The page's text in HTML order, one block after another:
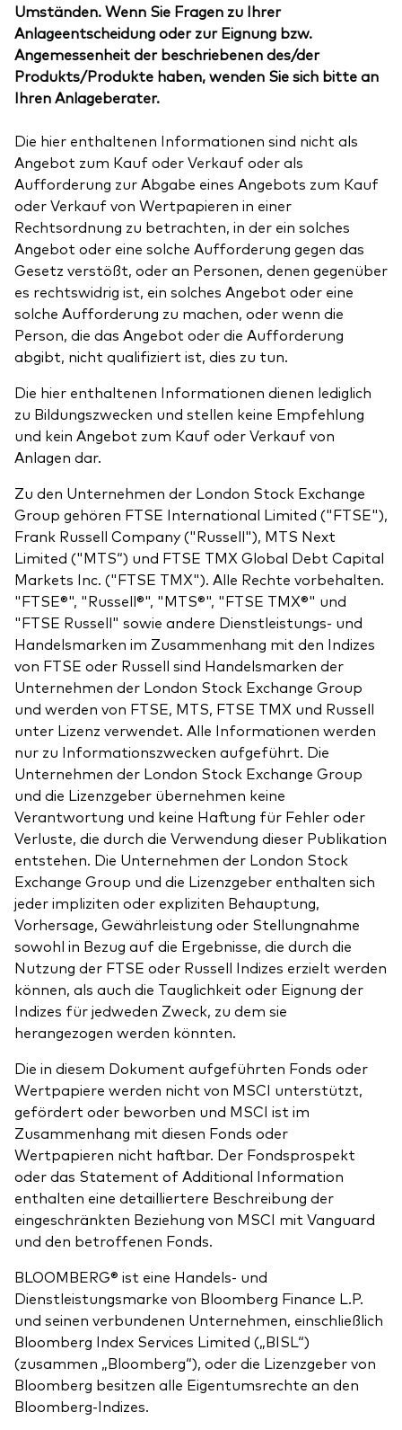
Umständen. Wenn Sie Fragen zu Ihrer
Anlageentscheidung oder zur Eignung bzw.
Angemessenheit der beschriebenen des/der
Produkts/Produkte haben, wenden Sie sich bitte an
Ihren Anlageberater.
Die hier enthaltenen Informationen sind nicht als
Angebot zum Kauf oder Verkauf oder als
Aufforderung zur Abgabe eines Angebots zum Kauf
oder Verkauf von Wertpapieren in einer
Rechtsordnung zu betrachten, in der ein solches
Angebot oder eine solche Aufforderung gegen das
Gesetz verstößt, oder an Personen, denen gegenüber
es rechtswidrig ist, ein solches Angebot oder eine
solche Aufforderung zu machen, oder wenn die
Person, die das Angebot oder die Aufforderung
abgibt, nicht qualifiziert ist, dies zu tun.
Die hier enthaltenen Informationen dienen lediglich
zu Bildungszwecken und stellen keine Empfehlung
und kein Angebot zum Kauf oder Verkauf von
Anlagen dar.
Zu den Unternehmen der London Stock Exchange
Group gehören FTSE International Limited ("FTSE"),
Frank Russell Company ("Russell"), MTS Next
Limited ("MTS“) und FTSE TMX Global Debt Capital
Markets Inc. ("FTSE TMX"). Alle Rechte vorbehalten.
"FTSE®", "Russell®", "MTS®", "FTSE TMX®" und
"FTSE Russell" sowie andere Dienstleistungs- und
Handelsmarken im Zusammenhang mit den Indizes
von FTSE oder Russell sind Handelsmarken der
Unternehmen der London Stock Exchange Group
und werden von FTSE, MTS, FTSE TMX und Russell
unter Lizenz verwendet. Alle Informationen werden
nur zu Informationszwecken aufgeführt. Die
Unternehmen der London Stock Exchange Group
und die Lizenzgeber übernehmen keine
Verantwortung und keine Haftung für Fehler oder
Verluste, die durch die Verwendung dieser Publikation
entstehen. Die Unternehmen der London Stock
Exchange Group und die Lizenzgeber enthalten sich
jeder impliziten oder expliziten Behauptung,
Vorhersage, Gewährleistung oder Stellungnahme
sowohl in Bezug auf die Ergebnisse, die durch die
Nutzung der FTSE oder Russell Indizes erzielt werden
können, als auch die Tauglichkeit oder Eignung der
Indizes für jedweden Zweck, zu dem sie
herangezogen werden könnten.
Die in diesem Dokument aufgeführten Fonds oder
Wertpapiere werden nicht von MSCI unterstützt,
gefördert oder beworben und MSCI ist im
Zusammenhang mit diesen Fonds oder
Wertpapieren nicht haftbar. Der Fondsprospekt
oder das Statement of Additional Information
enthalten eine detailliertere Beschreibung der
eingeschränkten Beziehung von MSCI mit Vanguard
und den betroffenen Fonds.
BLOOMBERG® ist eine Handels- und
Dienstleistungsmarke von Bloomberg Finance L.P.
und seinen verbundenen Unternehmen, einschließlich
Bloomberg Index Services Limited („BISL“)
(zusammen „Bloomberg“), oder die Lizenzgeber von
Bloomberg besitzen alle Eigentumsrechte an den
Bloomberg-Indizes.